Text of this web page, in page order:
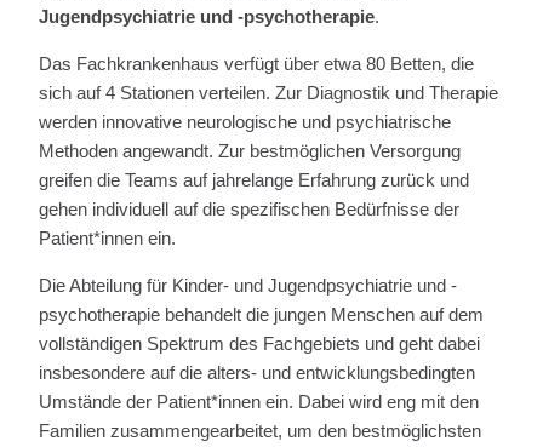
Jugendpsychiatrie und -psychotherapie.
Das Fachkrankenhaus verfügt über etwa 80 Betten, die
sich auf 4 Stationen verteilen. Zur Diagnostik und Therapie
werden innovative neurologische und psychiatrische
Methoden angewandt. Zur bestmöglichen Versorgung
greifen die Teams auf jahrelange Erfahrung zurück und
gehen individuell auf die spezifischen Bedürfnisse der
Patient*innen ein.
Die Abteilung für Kinder- und Jugendpsychiatrie und -
psychotherapie behandelt die jungen Menschen auf dem
vollständigen Spektrum des Fachgebiets und geht dabei
insbesondere auf die alters- und entwicklungsbedingten
Umstände der Patient*innen ein. Dabei wird eng mit den
Familien zusammengearbeitet, um den bestmöglichsten